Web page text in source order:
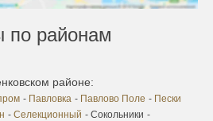
по районам
районе:
- Павловка - Павлово Поле - Пески
- Селекционный - Сокольники -